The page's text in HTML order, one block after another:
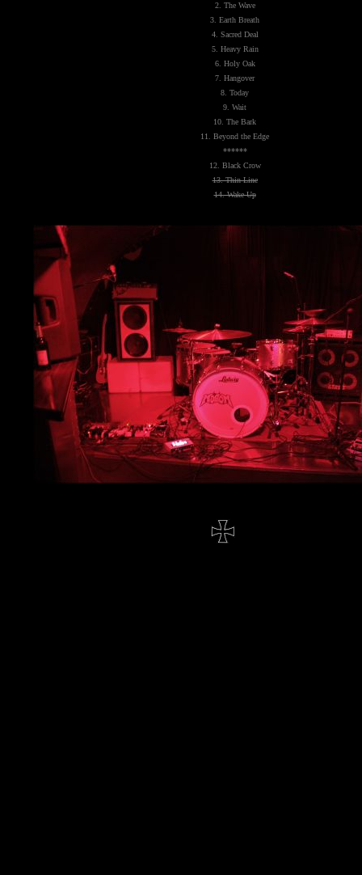
2. The Wave
3. Earth Breath
4. Sacred Deal
5. Heavy Rain
6. Holy Oak
7. Hangover
8. Today
9. Wait
10. The Bark
11. Beyond the Edge
******
12. Black Crow
13. Thin Line
14. Wake Up